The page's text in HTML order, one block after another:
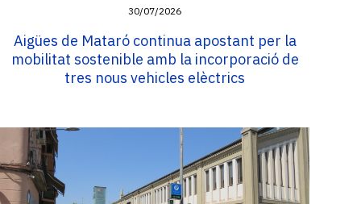
30/07/2026
Aigües de Mataró continua apostant per la
mobilitat sostenible amb la incorporació de
tres nous vehicles elèctrics